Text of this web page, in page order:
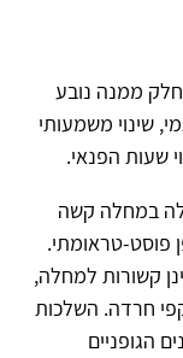
ממנה נובע
שינוי משמעותי
שעות הפנאי.
במחלה קשה
פוסט-טראומתי.
קשורות למחלה,
חרדה. השלכות
הגופניים